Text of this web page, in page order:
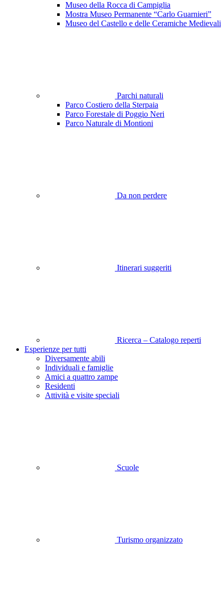
Museo della Rocca di Campiglia
Mostra Museo Permanente “Carlo Guarnieri”
Museo del Castello e delle Ceramiche Medievali
Parchi naturali
Parco Costiero della Sterpaia
Parco Forestale di Poggio Neri
Parco Naturale di Montioni
Da non perdere
Itinerari suggeriti
Ricerca – Catalogo reperti
Esperienze per tutti
Diversamente abili
Individuali e famiglie
Amici a quattro zampe
Residenti
Attività e visite speciali
Scuole
Turismo organizzato